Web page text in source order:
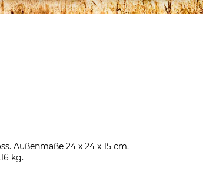
Außenmaße 24 x 24 x 15 cm.
kg.